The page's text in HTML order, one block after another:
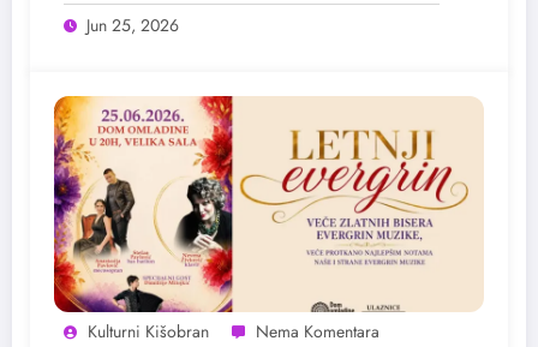
Jun 25, 2026
Kulturni Kišobran